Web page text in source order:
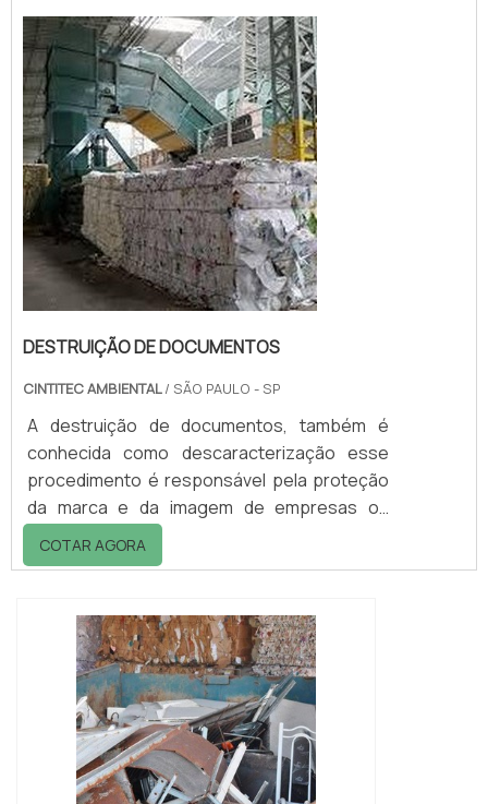
por empresas especializadas no assunto.
De toda forma, a destruição de itens
sigilosos mantém limpa a imagem da
empresa, evitando que seus pertences
sejam reutiliz...
DESTRUIÇÃO DE DOCUMENTOS
CINTITEC AMBIENTAL/ SÃO PAULO - SP
A destruição de documentos, também é
conhecida como descaracterização esse
procedimento é responsável pela proteção
da marca e da imagem de empresas ou
indústrias que o contrata. Existem algumas
etapas para que os documentos sejam
ajudam na garantia de os dados presentes
nos documentos, não sofrerão vazamentos,
por exemplo. A destruição dos documento é
muito utilizada em empresas que não
desejam ...
COTAR AGORA